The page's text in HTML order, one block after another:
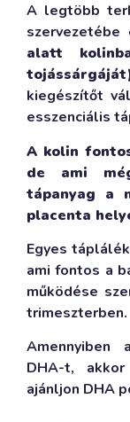
A legtöbb
szervezetébe
alatt
kiegészítőt
esszenciális
A kolin
de ami
tápanyag a
placenta
Egyes
ami fontos a
működése
trimeszterben.
Amennyiben
DHA-t,
ajánljon DHA